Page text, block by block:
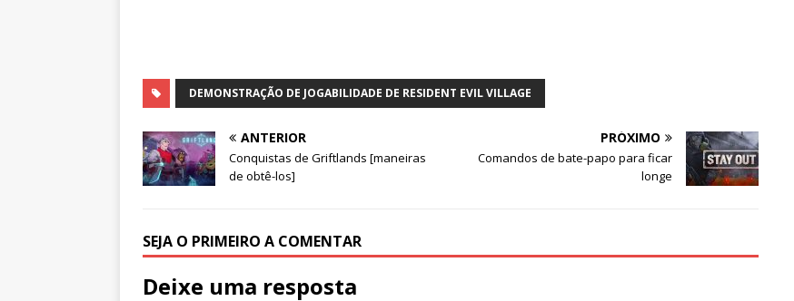
DEMONSTRAÇÃO DE JOGABILIDADE DE RESIDENT EVIL VILLAGE
ANTERIOR
Conquistas de Griftlands [maneiras
de obtê-los]
PRÓXIMO
Comandos de bate-papo para ficar
longe
SEJA O PRIMEIRO A COMENTAR
Deixe uma resposta